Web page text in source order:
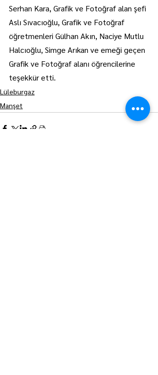
Serhan Kara, Grafik ve Fotoğraf alan şefi
Aslı Sıvacıoğlu, Grafik ve Fotoğraf
öğretmenleri Gülhan Akın, Naciye Mutlu
Halcıoğlu, Simge Arıkan ve emeği geçen
Grafik ve Fotoğraf alanı öğrencilerine
teşekkür etti.
Lüleburgaz
Manşet